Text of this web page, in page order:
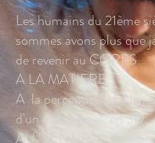
Les humains du 21ème
sommes avons plus que
de revenir au CORPS.
A LA MATIERE...
A la perception et à la
d'un espace réel, en 3D...
AU "SENTIR"...